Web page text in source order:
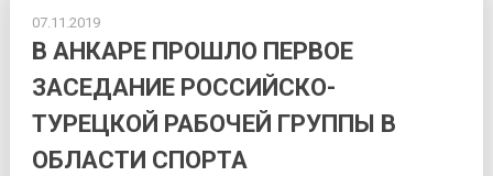
07.11.2019
В АНКАРЕ ПРОШЛО ПЕРВОЕ
ЗАСЕДАНИЕ РОССИЙСКО-
ТУРЕЦКОЙ РАБОЧЕЙ ГРУППЫ В
ОБЛАСТИ СПОРТА